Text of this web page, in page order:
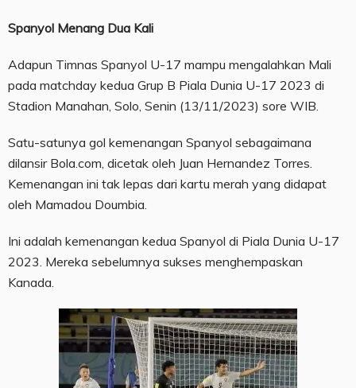
Spanyol Menang Dua Kali
Adapun Timnas Spanyol U-17 mampu mengalahkan Mali
pada matchday kedua Grup B Piala Dunia U-17 2023 di
Stadion Manahan, Solo, Senin (13/11/2023) sore WIB.
Satu-satunya gol kemenangan Spanyol sebagaimana
dilansir Bola.com, dicetak oleh Juan Hernandez Torres.
Kemenangan ini tak lepas dari kartu merah yang didapat
oleh Mamadou Doumbia.
Ini adalah kemenangan kedua Spanyol di Piala Dunia U-17
2023. Mereka sebelumnya sukses menghempaskan
Kanada.